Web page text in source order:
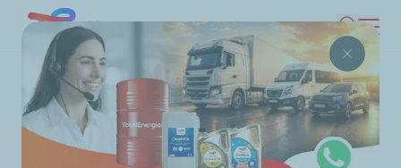
Pasar
al
contenido
principal
Chile
Buscar
Ruta
de
navegación
Inicio Aceites de motor Autos
Distribuidores
Serviteca LEÓN
Noticias